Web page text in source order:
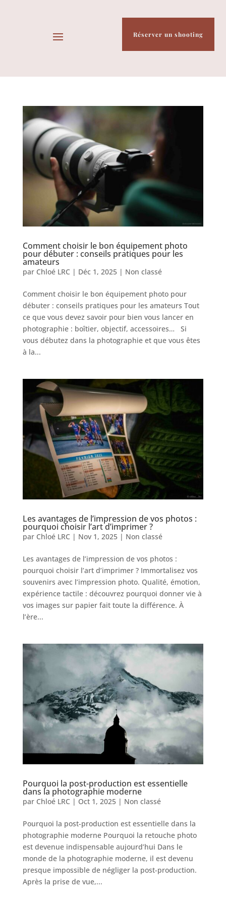
Réserver un shooting
Comment choisir le bon équipement photo
pour débuter : conseils pratiques pour les
amateurs
par Chloé LRC | Déc 1, 2025| Non classé
Comment choisir le bon équipement photo pour
débuter : conseils pratiques pour les amateurs Tout
ce que vous devez savoir pour bien vous lancer en
photographie : boîtier, objectif, accessoires… Si
vous débutez dans la photographie et que vous êtes
à la...
Les avantages de l’impression de vos photos :
pourquoi choisir l’art d’imprimer ?
par Chloé LRC | Nov 1, 2025| Non classé
Les avantages de l’impression de vos photos :
pourquoi choisir l’art d’imprimer ? Immortalisez vos
souvenirs avec l’impression photo. Qualité, émotion,
expérience tactile : découvrez pourquoi donner vie à
vos images sur papier fait toute la différence. À
l’ère...
Pourquoi la post-production est essentielle
dans la photographie moderne
par Chloé LRC | Oct 1, 2025| Non classé
Pourquoi la post-production est essentielle dans la
photographie moderne Pourquoi la retouche photo
est devenue indispensable aujourd’hui Dans le
monde de la photographie moderne, il est devenu
presque impossible de négliger la post-production.
Après la prise de vue,...